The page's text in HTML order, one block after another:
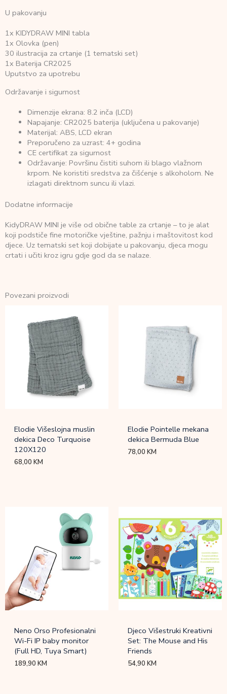
U pakovanju
1x KIDYDRAW MINI tabla
1x Olovka (pen)
30 ilustracija za crtanje (1 tematski set)
1x Baterija CR2025
Uputstvo za upotrebu
Održavanje i sigurnost
Dimenzije ekrana: 8.2 inča (LCD)
Napajanje: CR2025 baterija (uključena u pakovanje)
Materijal: ABS, LCD ekran
Preporučeno za uzrast: 4+ godina
CE certifikat za sigurnost
Održavanje: Površinu čistiti suhom ili blago vlažnom
krpom. Ne koristiti sredstva za čišćenje s alkoholom. Ne
izlagati direktnom suncu ili vlazi.
Dodatne informacije
KidyDRAW MINI je više od obične table za crtanje – to je alat
koji podstiče fine motoričke vještine, pažnju i maštovitost kod
djece. Uz tematski set koji dobijate u pakovanju, djeca mogu
crtati i učiti kroz igru gdje god da se nalaze.
Povezani proizvodi
Elodie Višeslojna muslin
dekica Deco Turquoise
120X120
68,00KM
Elodie Pointelle mekana
dekica Bermuda Blue
78,00KM
Neno Orso Profesionalni
Wi-Fi IP baby monitor
(Full HD, Tuya Smart)
189,90KM
Djeco Višestruki Kreativni
Set: The Mouse and His
Friends
54,90KM